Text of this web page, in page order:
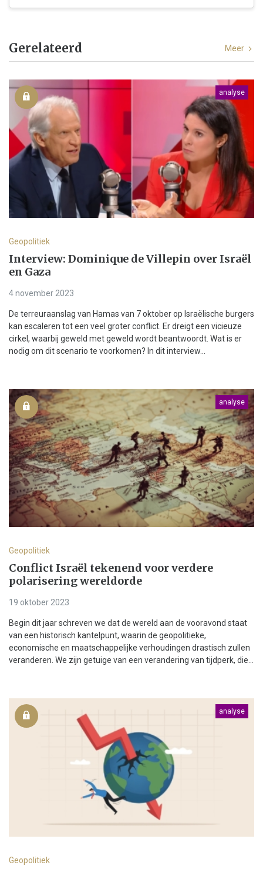
Gerelateerd Meer
analyse
Geopolitiek
Interview: Dominique de Villepin over Israël
en Gaza
4 november 2023
De terreuraanslag van Hamas van 7 oktober op Israëlische burgers
kan escaleren tot een veel groter conflict. Er dreigt een vicieuze
cirkel, waarbij geweld met geweld wordt beantwoordt. Wat is er
nodig om dit scenario te voorkomen? In dit interview...
analyse
Geopolitiek
Conflict Israël tekenend voor verdere
polarisering wereldorde
19 oktober 2023
Begin dit jaar schreven we dat de wereld aan de vooravond staat
van een historisch kantelpunt, waarin de geopolitieke,
economische en maatschappelijke verhoudingen drastisch zullen
veranderen. We zijn getuige van een verandering van tijdperk, die...
analyse
Geopolitiek